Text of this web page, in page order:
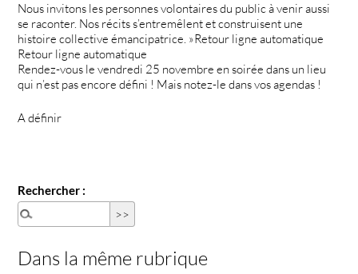
Nous invitons les personnes volontaires du public à venir aussi
se raconter. Nos récits s’entremêlent et construisent une
histoire collective émancipatrice. »Retour ligne automatique
Retour ligne automatique
Rendez-vous le vendredi 25 novembre en soirée dans un lieu
qui n’est pas encore défini ! Mais notez-le dans vos agendas !
A définir
Rechercher :
Dans la même rubrique